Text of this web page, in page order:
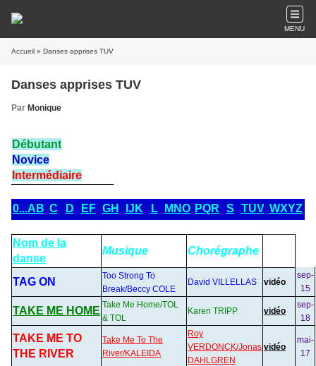
MENU
Accueil » Danses apprises TUV
Danses apprises TUV
Par Monique
Débutant
Novice
Intermédiaire
0...AB C D EF GH IJK L MNO PQR S TUV WXYZ
Nom de la
danse
Musique Chorégraphe
TAG ON
Too Strong To
Break/Beccy COLE
David VILLELLAS vidéo
sep-
15
TAKE ME HOME Take Me Home/TOL
& TOL
Karen TRIPP vidéo
sep-
18
TAKE ME TO
THE RIVER
Take Me To The
River/KALEIDA
Roy
VERDONCK/Jonas
DAHLGREN
vidéo
mai-
17